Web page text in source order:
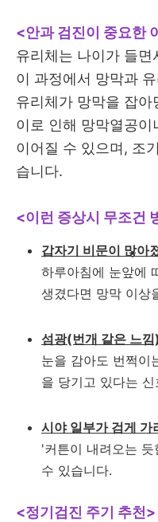
<안과 검진이 중요한
유리체는 나이가 들
이 과정에서 망막과
유리체가 망막을 잡
이로 인해 망막열공이
이어질 수 있으며, 조
습니다.
<이런 증상시 무조건
갑자기 비문이 많아
하루아침에 눈앞에
생겼다면 망막 이상
섬광(번개 같은 느
눈을 감아도 번쩍이
을 당기고 있다는
시야 일부가 검게 가
'커튼이 내려오는
수 있습니다.
<정기검진 주기 추천>